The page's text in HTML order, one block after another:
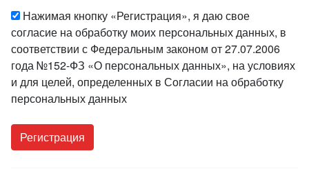
Нажимая кнопку «Регистрация», я даю свое
согласие на обработку моих персональных данных, в
соответствии с Федеральным законом от 27.07.2006
года №152-ФЗ «О персональных данных», на условиях
и для целей, определенных в Согласии на обработку
персональных данных